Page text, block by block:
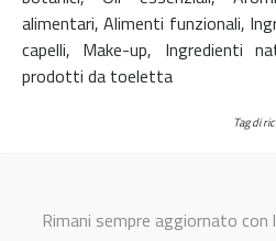
alimentari, Alimenti funzionali,
capelli, Make-up, Ingredienti
prodotti da toeletta
Tag di
Rimani sempre aggiornato con